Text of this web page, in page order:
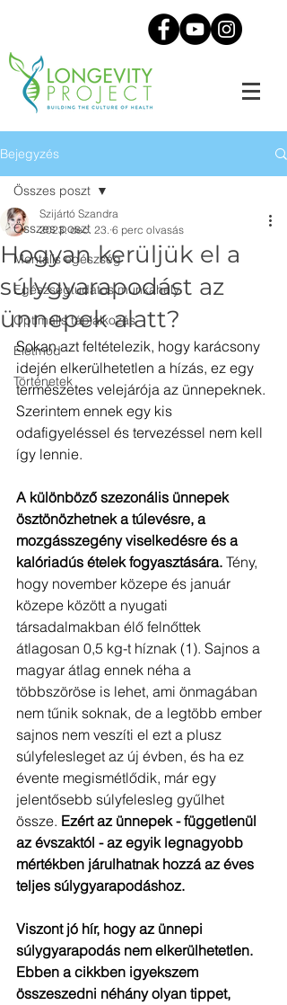
Bejegyzés
Összes poszt
Mentális egészség
Egészségtudatos munkahely
Optimális táplálkozás
Életmód
Történetek
Összes poszt
Hogyan kerüljük el a
súlygyarapodást az
ünnepek alatt?
Szijártó Szandra
2023. dec. 23. 6 perc olvasás
Sokan azt feltételezik, hogy karácsony
idején elkerülhetetlen a hízás, ez egy
természetes velejárója az ünnepeknek.
Szerintem ennek egy kis
odafigyeléssel és tervezéssel nem kell
így lennie.
A különböző szezonális ünnepek
ösztönözhetnek a túlevésre, a
mozgásszegény viselkedésre és a
kalóriadús ételek fogyasztására. Tény,
hogy november közepe és január
közepe között a nyugati
társadalmakban élő felnőttek
átlagosan 0,5 kg-t híznak (1). Sajnos a
magyar átlag ennek néha a
többszöröse is lehet, ami önmagában
nem tűnik soknak, de a legtöbb ember
sajnos nem veszíti el ezt a plusz
súlyfelesleget az új évben, és ha ez
évente megismétlődik, már egy
jelentősebb súlyfelesleg gyűlhet
össze. Ezért az ünnepek - függetlenül
az évszaktól - az egyik legnagyobb
mértékben járulhatnak hozzá az éves
teljes súlygyarapodáshoz.
Viszont jó hír, hogy az ünnepi
súlygyarapodás nem elkerülhetetlen.
Ebben a cikkben igyekszem
összeszedni néhány olyan tippet,